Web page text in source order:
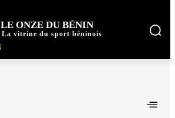
LE ONZE DU BÉNIN
La vitrine du sport béninois